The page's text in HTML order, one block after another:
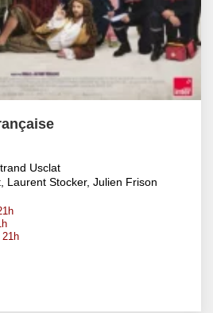
Usclat
Laurent Stocker, Julien Frison